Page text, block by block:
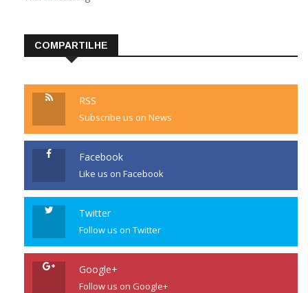
COMPARTILHE
RSS
Subscribe us on News
Facebook
Like us on Facebook
Twitter
Follow us on Twitter
Google+
Follow us on Google+